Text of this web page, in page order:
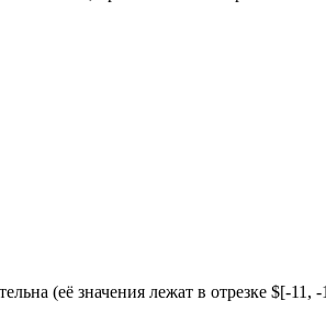
(её значения лежат в отрезке $[-